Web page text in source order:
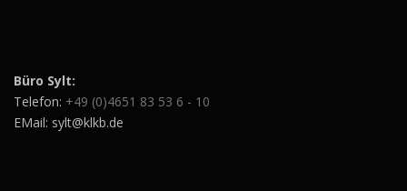
Büro Sylt:
Telefon: +49 (0)4651 83 53 6 - 10
EMail: sylt@klkb.de